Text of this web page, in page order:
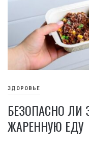
ЗДОРОВЬЕ
БЕЗОПАСНО ЛИ
ЖАРЕННУЮ ЕДУ